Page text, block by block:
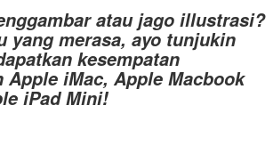
atau jago illustrasi?
yang merasa, ayo tunjukin
kesempatan
Apple iMac, Apple Macbook
iPad Mini!